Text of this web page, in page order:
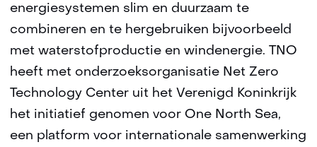
energiesystemen slim en duurzaam te
combineren en te hergebruiken bijvoorbeeld
met waterstofproductie en windenergie. TNO
heeft met onderzoeksorganisatie Net Zero
Technology Center uit het Verenigd Koninkrijk
het initiatief genomen voor One North Sea,
een platform voor internationale samenwerking